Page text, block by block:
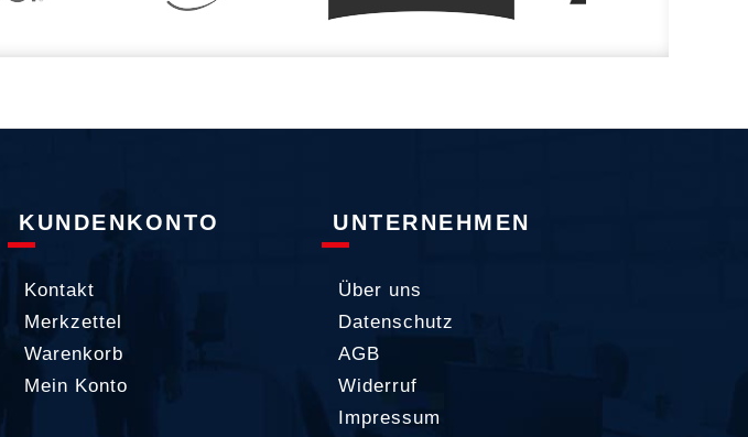
KUNDENKONTO
Kontakt
Merkzettel
Warenkorb
Mein Konto
UNTERNEHMEN
Über uns
Datenschutz
AGB
Widerruf
Impressum